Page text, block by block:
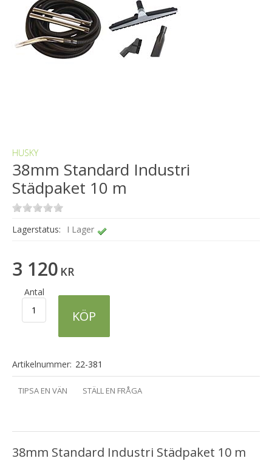
HUSKY
38mm Standard Industri
Städpaket 10 m
Lagerstatus: I Lager
3 120 KR
Antal
KÖP
Artikelnummer: 22-381
TIPSA EN VÄN STÄLL EN FRÅGA
38mm Standard Industri Städpaket 10 m